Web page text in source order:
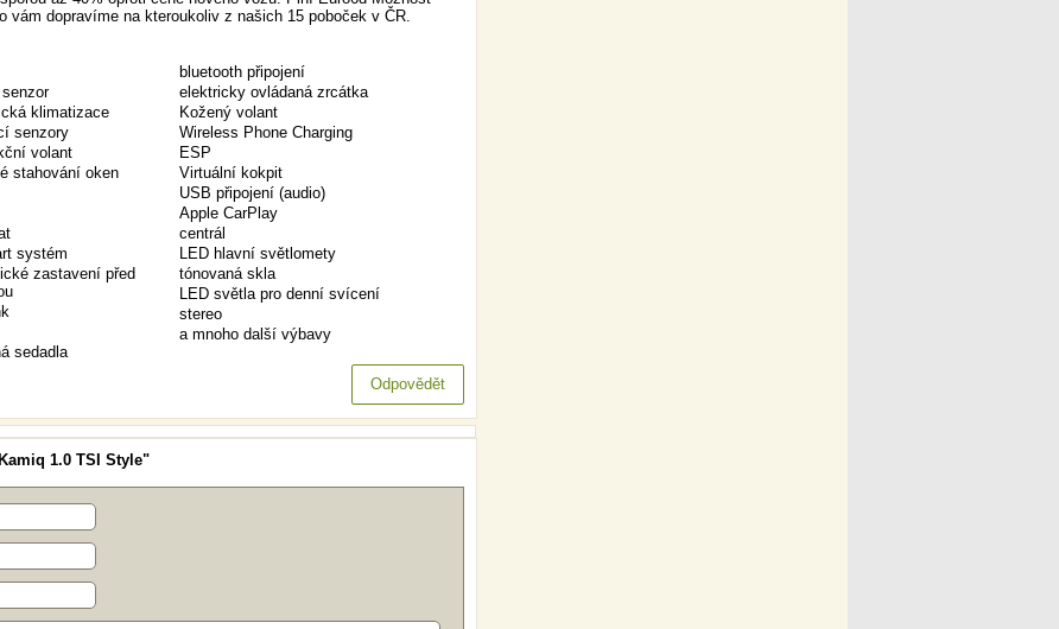
vám dopravíme na kteroukoliv z našich 15 poboček v ČR.
klimatizace
senzory
volant
stahování oken
systém
zastavení před
sedadla
bluetooth připojení
elektricky ovládaná zrcátka
Kožený volant
Wireless Phone Charging
ESP
Virtuální kokpit
USB připojení (audio)
Apple CarPlay
centrál
LED hlavní světlomety
tónovaná skla
LED světla pro denní svícení
stereo
a mnoho další výbavy
Odpovědět
1.0 TSI Style"